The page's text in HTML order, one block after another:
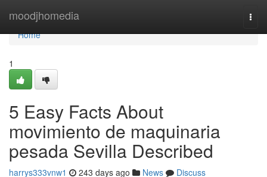
moodjhomedia
Home
Home
1
5 Easy Facts About
movimiento de maquinaria
pesada Sevilla Described
harrys333vnw1 243 days ago News
Discuss